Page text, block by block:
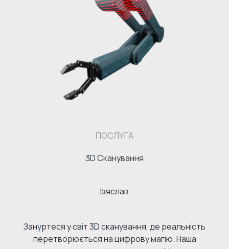
ПОСЛУГА
3D Сканування
Ізяслав
Зануртеся у світ 3D сканування, де реальність
перетворюється на цифрову магію. Наша